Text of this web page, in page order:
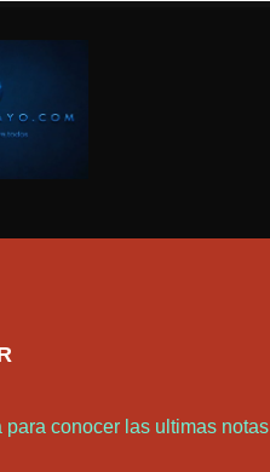
para conocer las ultimas notas